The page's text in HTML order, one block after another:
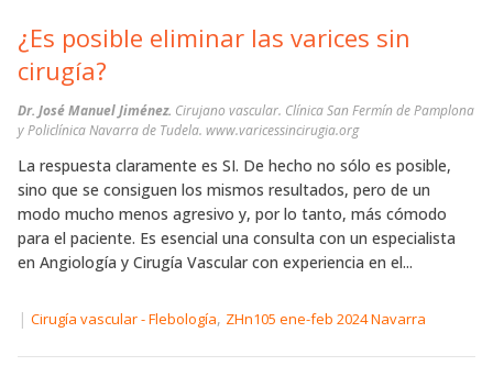
¿Es posible eliminar las varices sin
cirugía?
Dr. José Manuel Jiménez. Cirujano vascular. Clínica San Fermín de Pamplona
y Policlínica Navarra de Tudela. www.varicessincirugia.org
La respuesta claramente es SI. De hecho no sólo es posible,
sino que se consiguen los mismos resultados, pero de un
modo mucho menos agresivo y, por lo tanto, más cómodo
para el paciente. Es esencial una consulta con un especialista
en Angiología y Cirugía Vascular con experiencia en el...
| Cirugía vascular - Flebología, ZHn105 ene-feb 2024 Navarra